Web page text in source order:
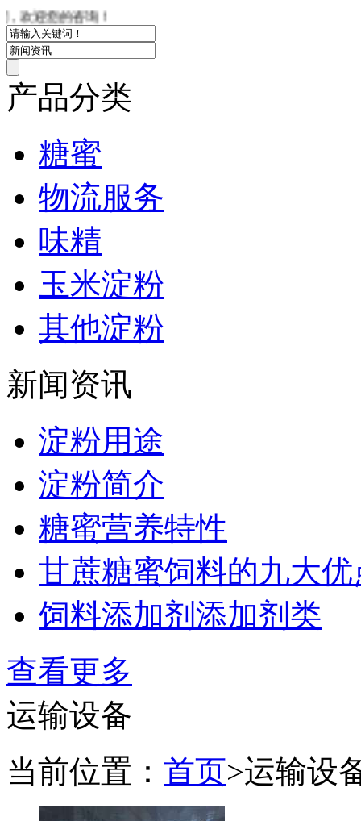
咨询！
产品分类
糖蜜
物流服务
味精
玉米淀粉
其他淀粉
新闻资讯
淀粉用途
淀粉简介
糖蜜营养特性
甘蔗糖蜜饲料的九大优
饲料添加剂添加剂类
查看更多
运输设备
当前位置： 首页>运输设